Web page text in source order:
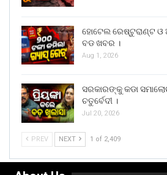
ହୋଟେଲ ରେଷ୍ଟୁରାଣ୍ଟ ଓ
ବଡ ଖବର ।
Aug 1, 2026
ସରକାରଙ୍କୁ କଡା
ଚତୁର୍ବେଦୀ ।
Jul 20, 2026
PREV NEXT 1 of 2,409